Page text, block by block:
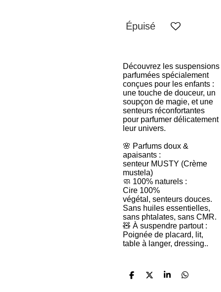
Épuisé
Découvrez les suspensions
parfumées spécialement
conçues pour les enfants :
une touche de douceur, un
soupçon de magie, et une
senteurs réconfortantes
pour parfumer délicatement
leur univers.
🌸 Parfums doux &
apaisants :
senteur MUSTY (Crème
mustela)
🧼 100% naturels :
Cire 100%
végétal, senteurs douces.
Sans huiles essentielles,
sans phtalates, sans CMR.
🧸 À suspendre partout :
Poignée de placard, lit,
table à langer, dressing..
P
P
P
P